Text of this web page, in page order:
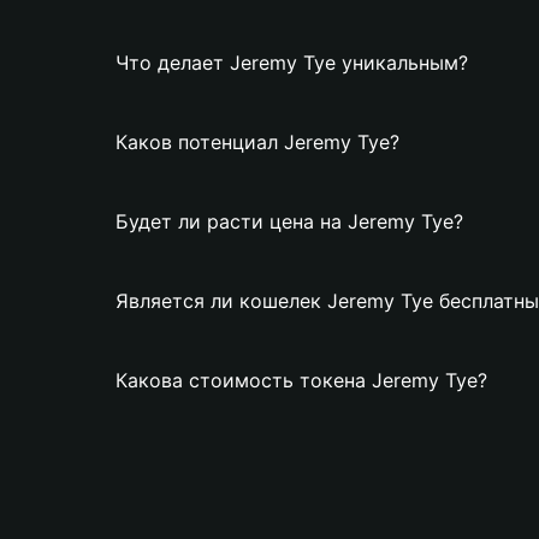
Что делает Jeremy Tye уникальным?
Каков потенциал Jeremy Tye?
Будет ли расти цена на Jeremy Tye?
Является ли кошелек Jeremy Tye
Какова стоимость токена Jeremy Tye?